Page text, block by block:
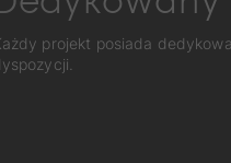
projekt posiada